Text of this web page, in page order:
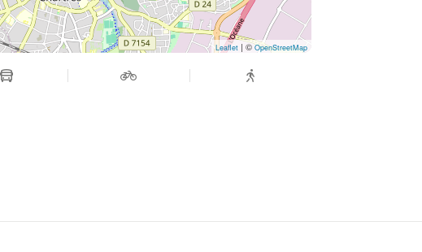
Leaflet | ©OpenStreetMap